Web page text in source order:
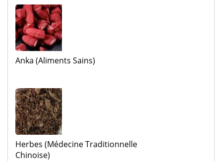
Anka (Aliments Sains)
Herbes (médecine Traditionnelle
Chinoise)